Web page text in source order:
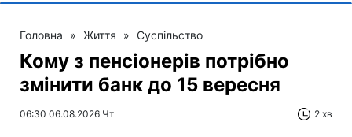
Головна » Життя » Суспільство
Кому з пенсіонерів потрібно
змінити банк до 15 вересня
06:30 06.08.2026 Чт 2 хв